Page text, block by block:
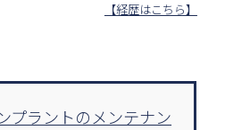
【経歴はこちら】
プラントのメンテナン